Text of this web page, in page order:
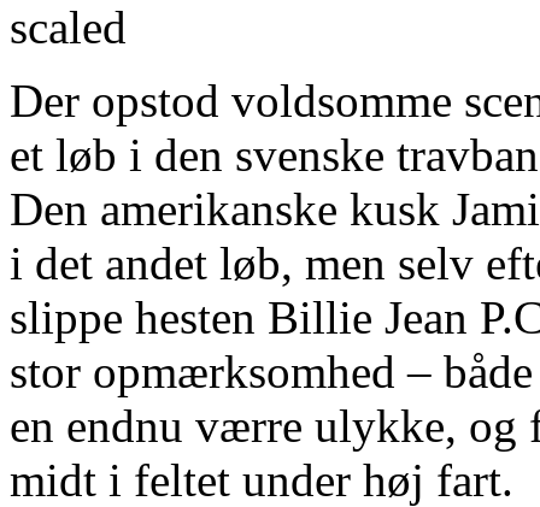
Der opstod voldsomme
et løb i den svenske
Den amerikanske kusk
i det andet løb, men selv
slippe hesten Billie Jean
stor opmærksomhed –
en endnu værre ulykke, og
midt i feltet under høj fart.